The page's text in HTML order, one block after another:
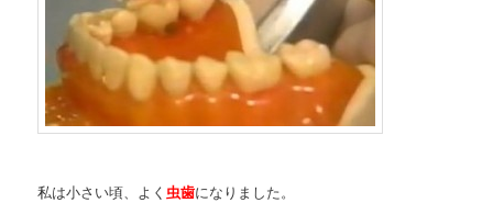
私は小さい頃、よく 虫歯になりました。